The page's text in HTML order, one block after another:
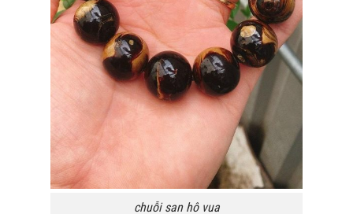
chuỗi san hô vua